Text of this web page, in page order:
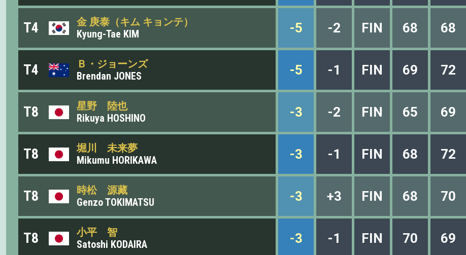
T4
金 庚泰（キム キョンテ）
Kyung-Tae KIM
-5 -2 FIN 68 68
T4
Ｂ・ジョーンズ
Brendan JONES
-5 -1 FIN 69 72
T8
星野 陸也
Rikuya HOSHINO
-3 -2 FIN 65 69
T8
堀川 未来夢
Mikumu HORIKAWA
-3 -1 FIN 68 72
T8
時松 源藏
Genzo TOKIMATSU
-3 +3 FIN 68 70
T8
小平 智
Satoshi KODAIRA
-3 -1 FIN 70 69